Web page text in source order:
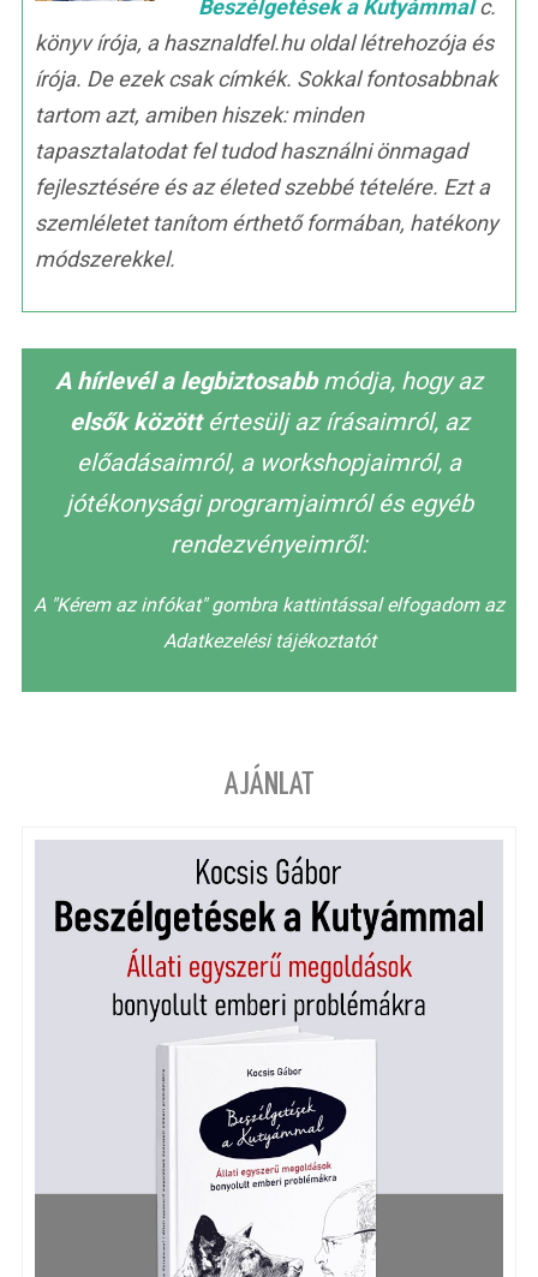
Beszélgetések a Kutyámmalc.
könyv írója, a hasznaldfel.hu oldal létrehozója és
írója. De ezek csak címkék. Sokkal fontosabbnak
tartom azt, amiben hiszek: minden
tapasztalatodat fel tudod használni önmagad
fejlesztésére és az életed szebbé tételére. Ezt a
szemléletet tanítom érthető formában, hatékony
módszerekkel.
A hírlevél a legbiztosabbmódja, hogy az
elsők közöttértesülj az írásaimról, az
előadásaimról, a workshopjaimról, a
jótékonysági programjaimról és egyéb
rendezvényeimről:
A "Kérem az infókat" gombra kattintással elfogadom az
Adatkezelési tájékoztatót
AJÁNLAT